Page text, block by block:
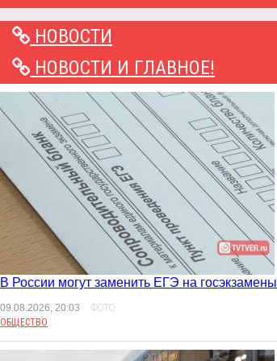
НОВОСТИ
НОВОСТИ И ГЛАВНОЕ!
В России могут заменить ЕГЭ на госэкзамены
09.08.2026, 20:03
ФОТО
ОБЩЕСТВО